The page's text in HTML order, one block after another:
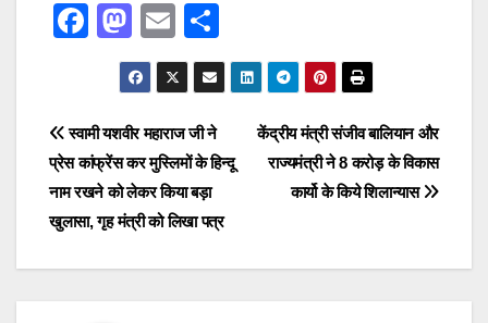
F
e
b
o
o
k
M
a
st
o
d
o
n
E
m
ail
h
ar
Post
navigation
केंद्रीय मंत्री संजीव बालियान और
राज्यमंत्री ने 8 करोड़ के विकास
कार्यो के किये शिलान्यास
स्वामी यशवीर महाराज जी ने
प्रेस कांफ्रेंस कर मुस्लिमों के हिन्दू
नाम रखने को लेकर किया बड़ा
खुलासा, गृह मंत्री को लिखा पत्र